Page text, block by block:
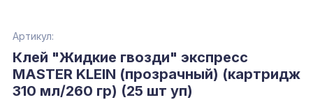
Артикул:
Клей "Жидкие гвозди" экспресс
MASTER KLEIN (прозрачный) (картридж
310 мл/260 гр) (25 шт уп)